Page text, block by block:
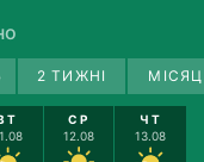
2 ТИЖНІ
СР
12.08
ЧТ
13.08